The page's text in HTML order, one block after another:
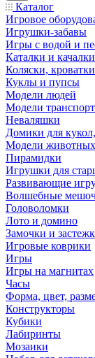
Каталог
Игровое
Игрушки-забавы
Игры с водой и
Каталки и качалки
Коляски,
Куклы и пупсы
Модели людей
Модели
Неваляшки
Домики для
Модели животных
Пирамидки
Игрушки для
Развивающие
Волшебные
Головоломки
Лото и домино
Замочки и
Игровые коврики
Игры
Игры на магнитах
Часы
Форма, цвет,
Конструкторы
Кубики
Лабиринты
Мозаики